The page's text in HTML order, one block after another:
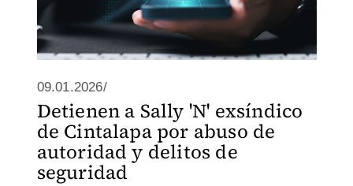
09.01.2026/
Detienen a Sally 'N' exsíndico
de Cintalapa por abuso de
autoridad y delitos de
seguridad